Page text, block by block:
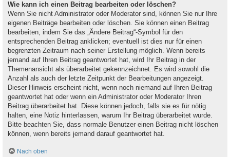
Wie kann ich einen Beitrag bearbeiten oder löschen?
Wenn Sie nicht Administrator oder Moderator sind, können Sie nur Ihre
eigenen Beiträge bearbeiten oder löschen. Sie können einen Beitrag
bearbeiten, indem Sie das „Ändere Beitrag“-Symbol für den
entsprechenden Beitrag anklicken; eventuell ist dies nur für einen
begrenzten Zeitraum nach seiner Erstellung möglich. Wenn bereits
jemand auf Ihren Beitrag geantwortet hat, wird Ihr Beitrag in der
Themenansicht als überarbeitet gekennzeichnet. Es wird sowohl die
Anzahl als auch der letzte Zeitpunkt der Bearbeitungen angezeigt.
Dieser Hinweis erscheint nicht, wenn noch niemand auf Ihren Beitrag
geantwortet hat oder wenn ein Administrator oder Moderator Ihren
Beitrag überarbeitet hat. Diese können jedoch, falls sie es für nötig
halten, eine Notiz hinterlassen, warum Ihr Beitrag überarbeitet wurde.
Bitte beachten Sie, dass normale Benutzer einen Beitrag nicht löschen
können, wenn bereits jemand darauf geantwortet hat.
Nach oben